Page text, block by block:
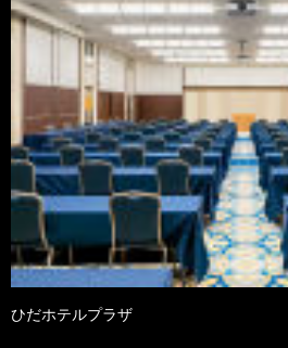
ひだホテルプラザ